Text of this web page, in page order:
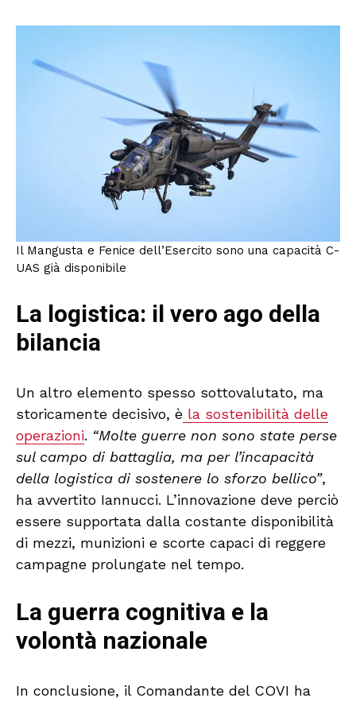
Il Mangusta e Fenice dell’Esercito sono una capacità C-
UAS già disponibile
La logistica: il vero ago della
bilancia
Un altro elemento spesso sottovalutato, ma
storicamente decisivo, è la sostenibilità delle
operazioni. “Molte guerre non sono state perse
sul campo di battaglia, ma per l’incapacità
della logistica di sostenere lo sforzo bellico”,
ha avvertito Iannucci. L’innovazione deve perciò
essere supportata dalla costante disponibilità
di mezzi, munizioni e scorte capaci di reggere
campagne prolungate nel tempo.
La guerra cognitiva e la
volontà nazionale
In conclusione, il Comandante del COVI ha